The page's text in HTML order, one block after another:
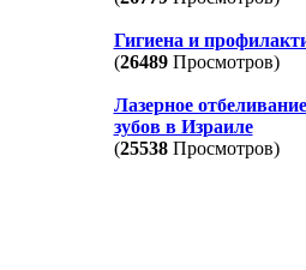
Гигиена и
(26489Просмотров)
Лазерное отбеливание
зубов в Израиле
(25538Просмотров)